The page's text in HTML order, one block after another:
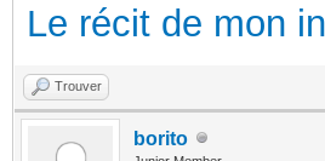
Le récit de mon
Trouver
borito